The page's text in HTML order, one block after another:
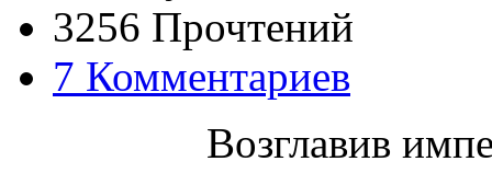
3256 Прочтений
7 Комментариев
Возглавив